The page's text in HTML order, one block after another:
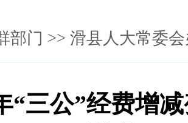
部门 >> 滑县人大常委
“三公”经费增